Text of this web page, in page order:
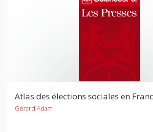
Atlas des élections sociales en
Gérard Adam